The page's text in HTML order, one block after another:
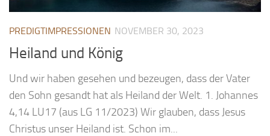
PREDIGTIMPRESSIONEN NOVEMBER 30, 2023
Heiland und König
Und wir haben gesehen und bezeugen, dass der Vater
den Sohn gesandt hat als Heiland der Welt. 1. Johannes
4,14 LU17 (aus LG 11/2023) Wir glauben, dass Jesus
Christus unser Heiland ist. Schon im...